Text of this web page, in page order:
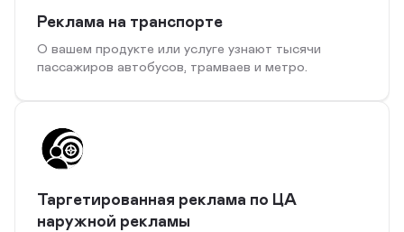
Реклама на транспорте
О вашем продукте или услуге узнают тысячи
пассажиров автобусов, трамваев и метро.
Таргетированная реклама по ЦА
наружной рекламы